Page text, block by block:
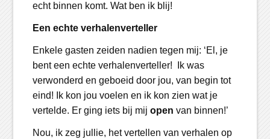
echt binnen komt. Wat ben ik blij!
Een echte verhalenverteller
Enkele gasten zeiden nadien tegen mij: ‘El, je
bent een echte verhalenverteller! Ik was
verwonderd en geboeid door jou, van begin tot
eind! Ik kon jou voelen en ik kon zien wat je
vertelde. Er ging iets bij mij open van binnen!’
Nou, ik zeg jullie, het vertellen van verhalen op